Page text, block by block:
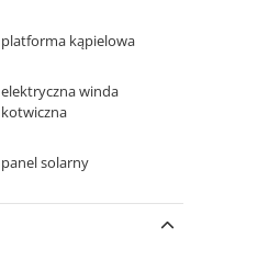
platforma kąpielowa
elektryczna winda
kotwiczna
panel solarny